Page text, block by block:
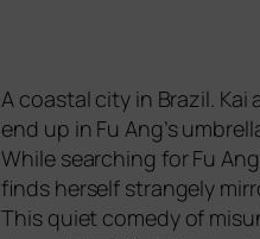
A coas­tal city in Brazil.
end up in Fu Ang’s
While sear­ching for Fu
finds hers­elf stran­ge­ly
This quiet come­dy of